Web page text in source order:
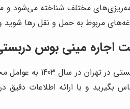
مختلف شناخته می‌شود
مربوط به حمل و نقل رها شوید و
اجاره مینی بوس دربستی
قیمت اجاره
بگیرید و با ارائه اطلاعات